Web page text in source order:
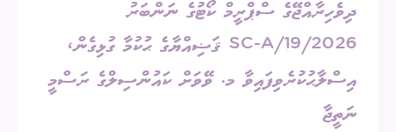
ދިވެހިރާއްޖޭގެ ސްޕްރީމް ކޯޓުގެ ނަންބަރު
2026/SC-A/19 ޤަޟިއްޔާގެ ޙުކުމާ ގުޅިގެން،
އިސްލާޙުކުރެވިފައިވާ މ. ވޭވަށް ކައުންސިލްގެ ރަސްމީ
ނަތީޖާ